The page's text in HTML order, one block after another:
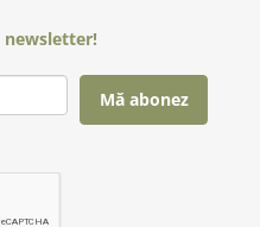
newsletter!
Mă abonez